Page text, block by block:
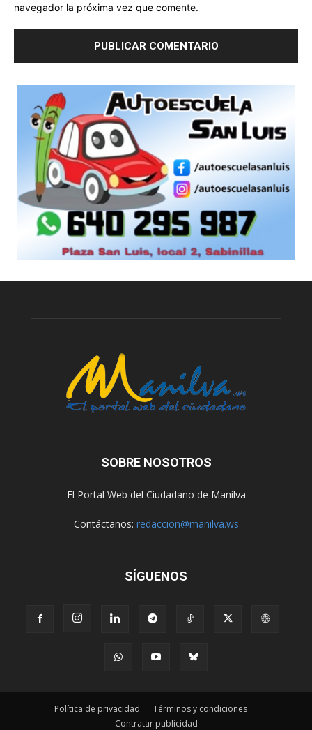
navegador la próxima vez que comente.
SOBRE NOSOTROS
El Portal Web del Ciudadano de Manilva
Contáctanos: redaccion@manilva.ws
SÍGUENOS
Política de privacidad
Términos y condiciones
Contratar publicidad